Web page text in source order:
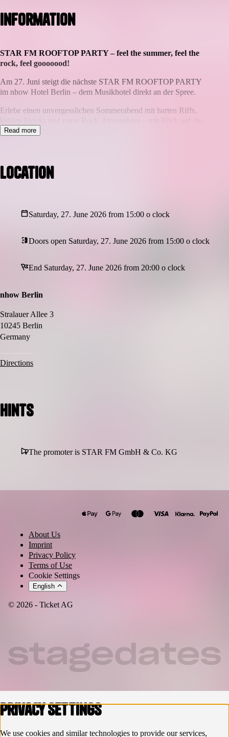
Information
STAR FM ROOFTOP PARTY – feel the summer, feel the
rock, feel gooooood!
Am 27. Juni steigt die nächste STAR FM ROOFTOP PARTY
im nhow Hotel Berlin – dem Musikhotel direkt an der Spree.
Erlebe einen unvergesslichen Sommerabend mit harten Riffs,
Spree.
3 Bars versorgen dich mit allem, was dein Herz begehrt
Check ein, dreh auf – erlebe mit STAR FM echte Rockstar-Vibes
Read more
Location
Saturday, 27. June 2026 from 15:00 o clock
Doors open Saturday, 27. June 2026 from 15:00 o clock
End Saturday, 27. June 2026 from 20:00 o clock
nhow Berlin
Stralauer Allee 3
10245 Berlin
Germany
Directions
Hints
The promoter is STAR FM GmbH & Co. KG
© 2026 - Ticket AG
About Us
Imprint
Privacy Policy
Terms of Use
Cookie Settings
English
Privacy settings
We use cookies and similar technologies to provide our services,